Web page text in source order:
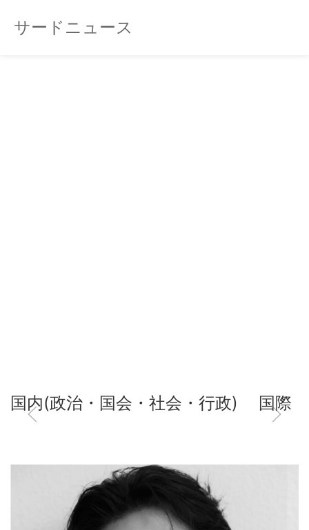
サードニュース
国内(政治・国会・社会・行政) 国際